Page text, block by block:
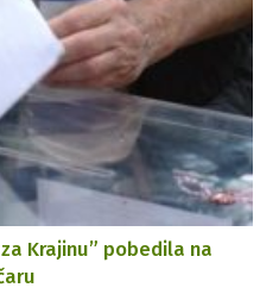
Krajinu” pobedila na